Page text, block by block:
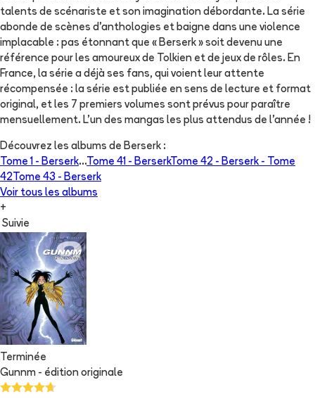
talents de scénariste et son imagination débordante. La série
abonde de scènes d'anthologies et baigne dans une violence
implacable : pas étonnant que « Berserk » soit devenu une
référence pour les amoureux de Tolkien et de jeux de rôles. En
France, la série a déjà ses fans, qui voient leur attente
récompensée : la série est publiée en sens de lecture et format
original, et les 7 premiers volumes sont prévus pour paraître
mensuellement. L'un des mangas les plus attendus de l'année !
Découvrez les albums de Berserk :
Tome 1 - Berserk...Tome 41 - BerserkTome 42 - Berserk - Tome
42 Tome 43 - Berserk
Voir tous les albums
+
Suivie
Terminée
Gunnm - édition originale